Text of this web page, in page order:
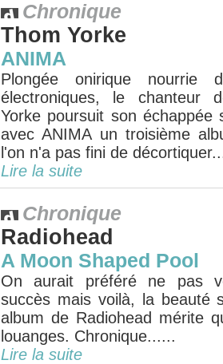
Chronique
Thom Yorke
ANIMA
Plongée onirique nourrie
électroniques, le chanteur
Yorke poursuit son échappée
avec ANIMA un troisième
l'on n'a pas fini de
Lire la suite
Chronique
Radiohead
A Moon Shaped Pool
On aurait préféré ne pas
succès mais voilà, la beauté
album de Radiohead mérite
louanges. Chronique......
Lire la suite